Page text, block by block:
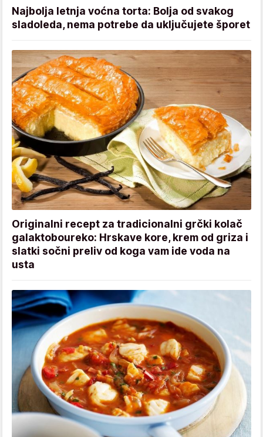
Najbolja letnja voćna torta: Bolja od svakog
sladoleda, nema potrebe da uključujete šporet
Originalni recept za tradicionalni grčki kolač
galaktoboureko: Hrskave kore, krem od griza i
slatki sočni preliv od koga vam ide voda na
usta